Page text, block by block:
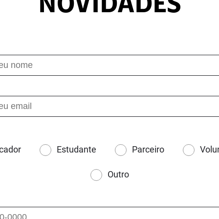
NOVIDADES
Estudante Parceiro
Outro